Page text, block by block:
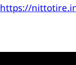
https://